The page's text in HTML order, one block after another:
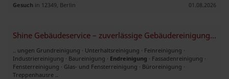
Gesuch in 12349, Berlin 01.08.2026
Shine Gebäudeservice – zuverlässige Gebäudereinigung München Umgebung
.. ungen Grundreinigung · Unterhaltsreinigung · Feinreinigung ·
Industriereinigung · Baureinigung · Endreinigung · Fassadenreinigung ·
Fensterreinigung · Glas- und Fensterreinigung · Büroreinigung ·
Treppenhausre ..